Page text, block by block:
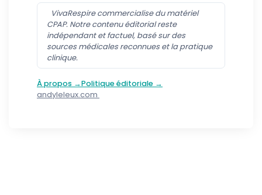
VivaRespire commercialise du matériel
CPAP. Notre contenu éditorial reste
indépendant et factuel, basé sur des
sources médicales reconnues et la pratique
clinique.
À propos →Politique éditoriale →
andyleleux.com